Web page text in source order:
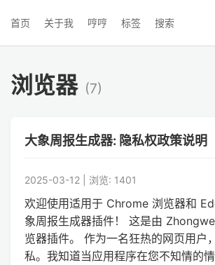
首页 关于我 哼哼 标签 搜索
浏览器 (7)
大象周报生成器: 隐私权政策说明
2025-03-12 | 浏览: 1401
欢迎使用适用于 Chrome 浏览器和
象周报生成器插件！ 这是由
览器插件。 作为一名狂热的网页用户
私。我知道当应用程序在您不知情的